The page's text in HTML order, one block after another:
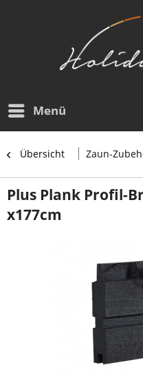
Menü
Übersicht Zaun-
Plus Plank Profil-
x177cm